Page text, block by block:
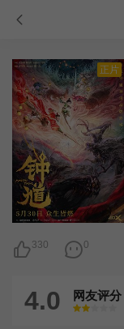
正片
330 0
4.0 网友评分
很差
较差还行推荐力荐